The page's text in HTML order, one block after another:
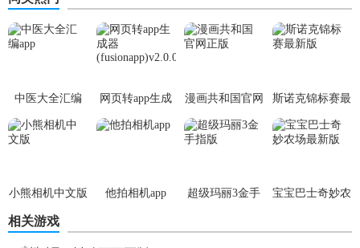
纹理制作等。
1. 创意无限：无限制的创作空间，让玩家的想象力自由飞
翔。
3. 定期更新：持续推出新画笔、背景和功能，保持游戏新鲜
感。
中医大全汇编
app
网页转app生成
器
漫画共和国官网
正版
斯诺克锦标赛最
新版
小熊相机中文版 他拍相机app
超级玛丽3金手
宝宝巴士奇妙农
相关游戏